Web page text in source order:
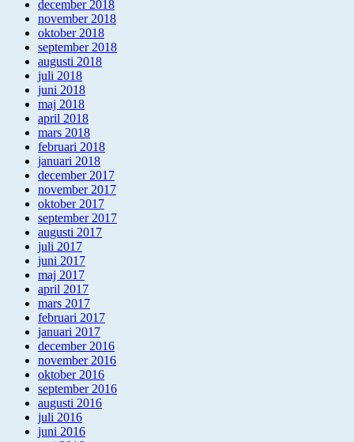
december 2018
november 2018
oktober 2018
september 2018
augusti 2018
juli 2018
juni 2018
maj 2018
april 2018
mars 2018
februari 2018
januari 2018
december 2017
november 2017
oktober 2017
september 2017
augusti 2017
juli 2017
juni 2017
maj 2017
april 2017
mars 2017
februari 2017
januari 2017
december 2016
november 2016
oktober 2016
september 2016
augusti 2016
juli 2016
juni 2016